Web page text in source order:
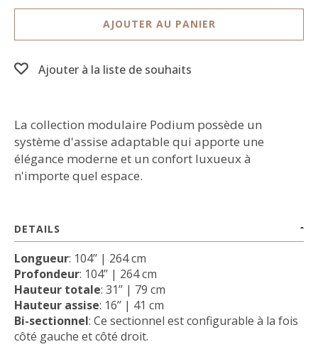
AJOUTER AU PANIER
Ajouter à la liste de souhaits
La collection modulaire Podium possède un
système d'assise adaptable qui apporte une
élégance moderne et un confort luxueux à
n'importe quel espace.
DETAILS
Longueur: 104’’ | 264 cm
Profondeur: 104’’ | 264 cm
Hauteur totale: 31’’ | 79 cm
Hauteur assise: 16’’ | 41 cm
Bi-sectionnel: Ce sectionnel est configurable à la fois
côté gauche et côté droit.